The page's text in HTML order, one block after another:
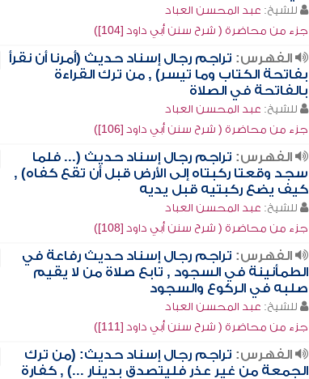
للشيخ: عبد المحسن العباد
جزء من محاضرة ( شرح سنن أبي داود [104])
الفهرس: تراجم رجال إسناد حديث (أمرنا أن نقرأ
بفاتحة الكتاب وما تيسر) , من ترك القراءة
بالفاتحة في الصلاة
للشيخ: عبد المحسن العباد
جزء من محاضرة ( شرح سنن أبي داود [106])
الفهرس: تراجم رجال إسناد حديث (... فلما
سجد وقعتا ركبتاه إلى الأرض قبل أن تقع كفاه) ,
كيف يضع ركبتيه قبل يديه
للشيخ: عبد المحسن العباد
جزء من محاضرة ( شرح سنن أبي داود [108])
الفهرس: تراجم رجال إسناد حديث رفاعة في
الطمأنينة في السجود , تابع صلاة من لا يقيم
صلبه في الركوع والسجود
للشيخ: عبد المحسن العباد
جزء من محاضرة ( شرح سنن أبي داود [111])
الفهرس: تراجم رجال إسناد حديث: (من ترك
الجمعة من غير عذر فليتصدق بدينار ...) , كفارة